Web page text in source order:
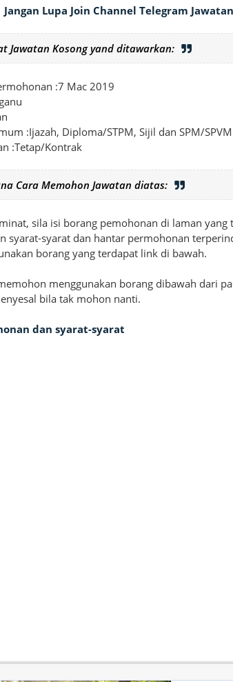
Jangan Lupa Join Channel Telegram
Jawatan Kosong yand ditawarkan:
:7 Mac 2019
:Ijazah, Diploma/STPM, Sijil dan SPM/SPVM
:Tetap/Kontrak
Cara Memohon Jawatan diatas:
sila isi borang pemohonan di laman
syarat-syarat dan hantar permohonan
borang yang terdapat link di bawah.
menggunakan borang dibawah dari
bila tak mohon nanti.
dan syarat-syarat